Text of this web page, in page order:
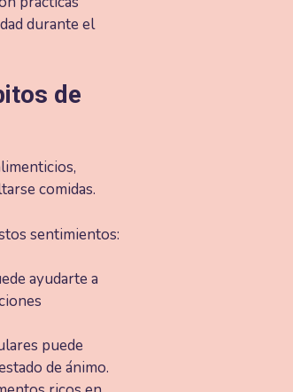
durante el
de
comidas.
sentimientos:
ayudarte a
puede
de ánimo.